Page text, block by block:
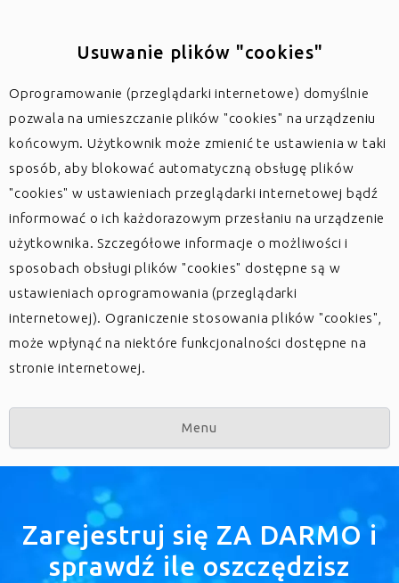
Usuwanie plików "cookies"
Oprogramowanie (przeglądarki internetowe) domyślnie
pozwala na umieszczanie plików "cookies" na urządzeniu
końcowym. Użytkownik może zmienić te ustawienia w taki
sposób, aby blokować automatyczną obsługę plików
"cookies" w ustawieniach przeglądarki internetowej bądź
informować o ich każdorazowym przesłaniu na urządzenie
użytkownika. Szczegółowe informacje o możliwości i
sposobach obsługi plików "cookies" dostępne są w
ustawieniach oprogramowania (przeglądarki
internetowej). Ograniczenie stosowania plików "cookies",
może wpłynąć na niektóre funkcjonalności dostępne na
stronie internetowej.
Menu
Zarejestruj się ZA DARMO i
sprawdź ile oszczędzisz